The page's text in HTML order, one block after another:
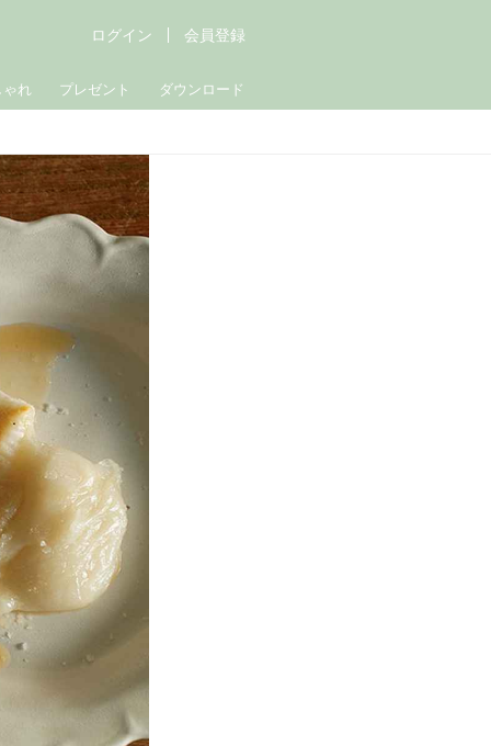
ゃれ プレゼント ダウンロード
ログイン 会員登録